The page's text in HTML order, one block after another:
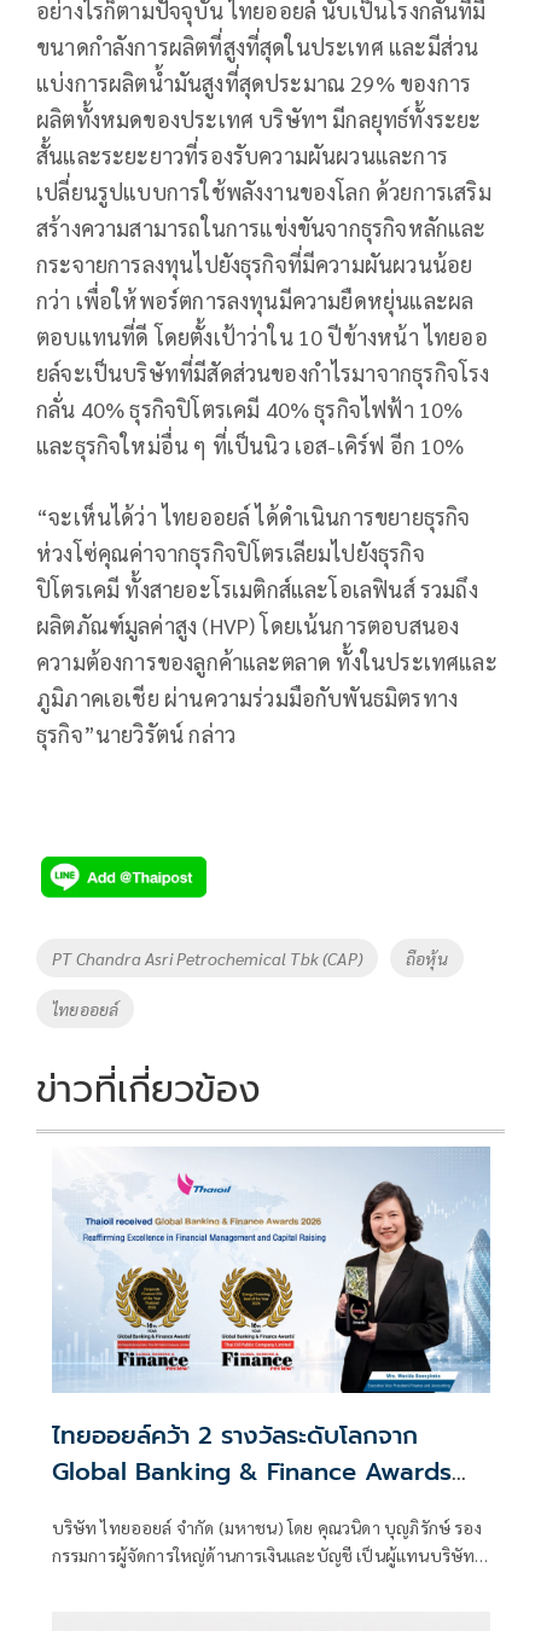
อย่างไรก็ตามปัจจุบัน ไทยออยล์ นับเป็นโรงกลั่นที่มี
ขนาดกำลังการผลิตที่สูงที่สุดในประเทศ และมีส่วน
แบ่งการผลิตน้ำมันสูงที่สุดประมาณ 29% ของการ
ผลิตทั้งหมดของประเทศ บริษัทฯ มีกลยุทธ์ทั้งระยะ
สั้นและระยะยาวที่รองรับความผันผวนและการ
เปลี่ยนรูปแบบการใช้พลังงานของโลก ด้วยการเสริม
สร้างความสามารถในการแข่งขันจากธุรกิจหลักและ
กระจายการลงทุนไปยังธุรกิจที่มีความผันผวนน้อย
กว่า เพื่อให้พอร์ตการลงทุนมีความยืดหยุ่นและผล
ตอบแทนที่ดี โดยตั้งเป้าว่าใน 10 ปีข้างหน้า ไทยออ
ยล์จะเป็นบริษัทที่มีสัดส่วนของกำไรมาจากธุรกิจโรง
กลั่น 40% ธุรกิจปิโตรเคมี 40% ธุรกิจไฟฟ้า 10%
และธุรกิจใหม่อื่น ๆ ที่เป็นนิว เอส-เคิร์ฟ อีก 10%
“จะเห็นได้ว่า ไทยออยล์ ได้ดำเนินการขยายธุรกิจ
ห่วงโซ่คุณค่าจากธุรกิจปิโตรเลียมไปยังธุรกิจ
ปิโตรเคมี ทั้งสายอะโรเมติกส์และโอเลฟินส์ รวมถึง
ผลิตภัณฑ์มูลค่าสูง (HVP) โดยเน้นการตอบสนอง
ความต้องการของลูกค้าและตลาด ทั้งในประเทศและ
ภูมิภาคเอเชีย ผ่านความร่วมมือกับพันธมิตรทาง
ธุรกิจ”นายวิรัตน์ กล่าว
Tags
PT Chandra Asri Petrochemical Tbk (CAP) ถือหุ้น
ไทยออยล์
ข่าวที่เกี่ยวข้อง
ไทยออยล์คว้า 2 รางวัลระดับโลกจาก
Global Banking & Finance Awards
การเงินและการระดมทุน
บริษัท ไทยออยล์ จำกัด (มหาชน) โดย คุณวนิดา บุญภิรักษ์ รอง
กรรมการผู้จัดการใหญ่ด้านการเงินและบัญชี เป็นผู้แทนบริษัทฯ